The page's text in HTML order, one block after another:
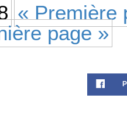
« Première
page »